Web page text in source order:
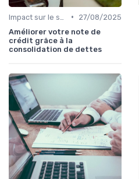
•
27/08/2025
Améliorer votre note de
crédit grâce à la
consolidation de dettes